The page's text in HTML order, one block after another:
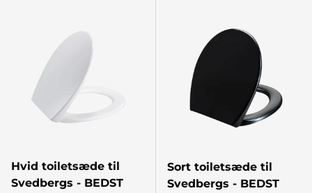
Hvid toiletsæde til
Svedbergs - BEDST
Sort toiletsæde til
Svedbergs - BEDST